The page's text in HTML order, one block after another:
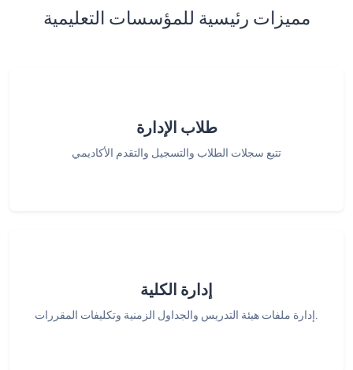
مميزات رئيسية للمؤسسات التعليمية
طلاب الإدارة
تتبع سجلات الطلاب والتسجيل والتقدم الأكاديمي
إدارة الكلية
إدارة ملفات هيئة التدريس والجداول الزمنية وتكليفات المقررات.